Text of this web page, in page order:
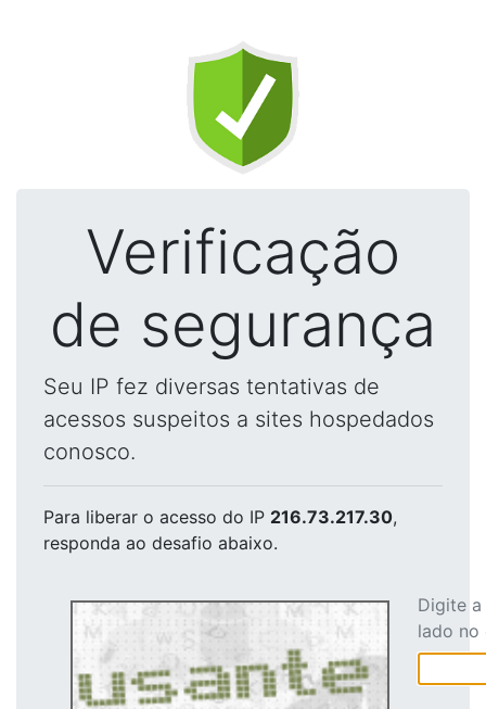
Verificação
de segurança
Seu IP fez diversas tentativas de
acessos suspeitos a sites hospedados
conosco.
Para liberar o acesso do IP 216.73.217.30,
responda ao desafio abaixo.
Digite
lado no